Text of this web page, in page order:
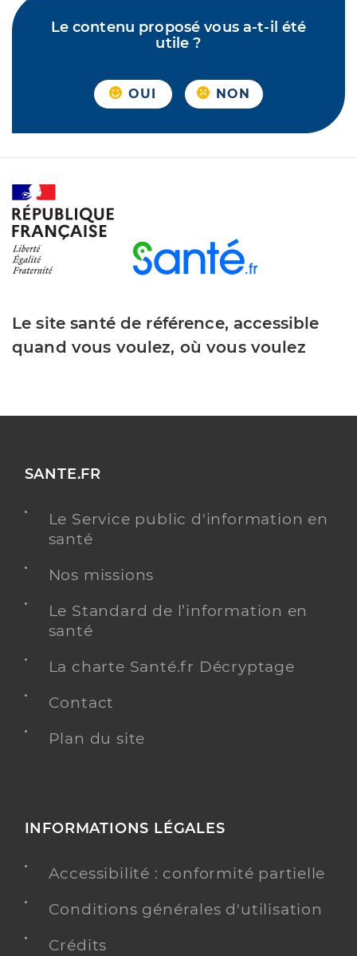
Le contenu proposé vous a-t-il été
utile ?
OUI NON
Le site santé de référence, accessible
quand vous voulez, où vous voulez
SANTE.FR
Le Service public d'information en
santé
Nos missions
Le Standard de l’information en
santé
La charte Santé.fr Décryptage
Contact
Plan du site
INFORMATIONS LÉGALES
Accessibilité : conformité partielle
Conditions générales d'utilisation
Crédits